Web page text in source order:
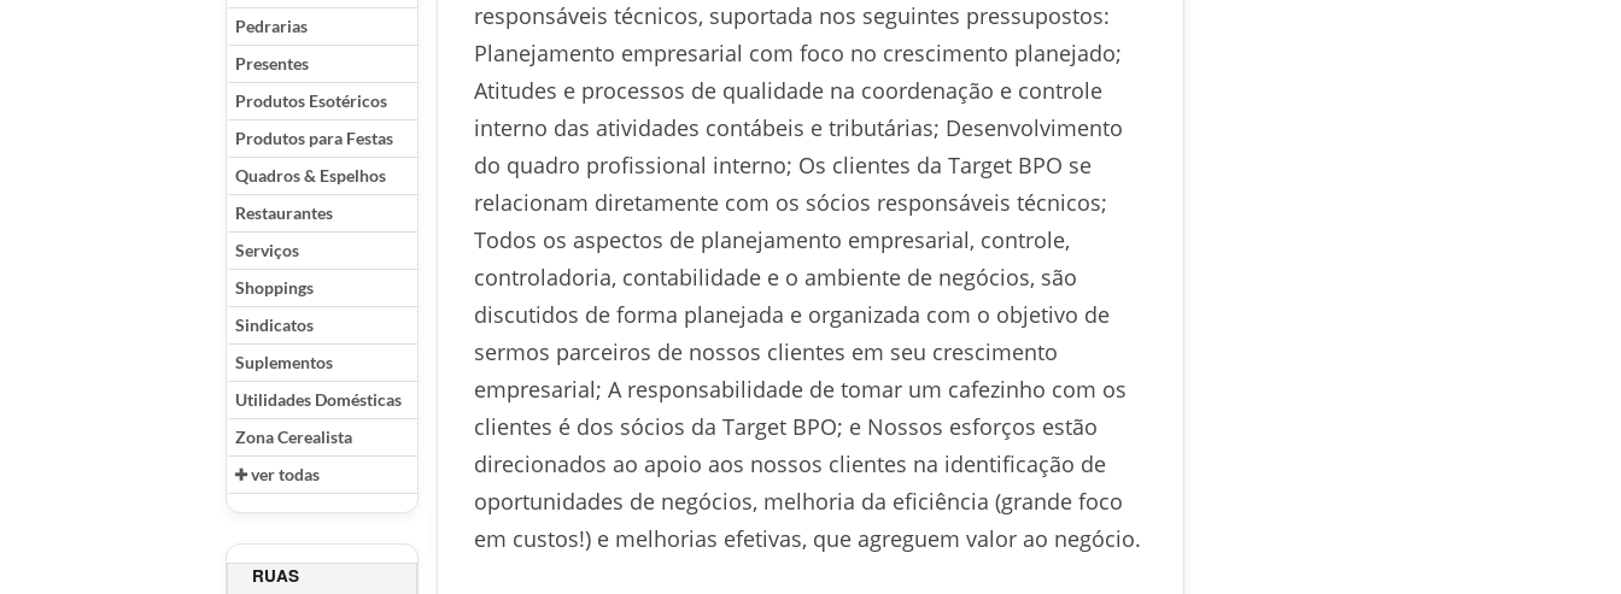
Pedrarias
Presentes
Produtos Esotéricos
Produtos para Festas
Quadros & Espelhos
Restaurantes
Serviços
Shoppings
Sindicatos
Suplementos
Utilidades Domésticas
Zona Cerealista
ver todas
RUAS
responsáveis técnicos, suportada nos seguintes pressupostos:
Planejamento empresarial com foco no crescimento planejado;
Atitudes e processos de qualidade na coordenação e controle
interno das atividades contábeis e tributárias; Desenvolvimento
do quadro profissional interno; Os clientes da Target BPO se
relacionam diretamente com os sócios responsáveis técnicos;
Todos os aspectos de planejamento empresarial, controle,
controladoria, contabilidade e o ambiente de negócios, são
discutidos de forma planejada e organizada com o objetivo de
sermos parceiros de nossos clientes em seu crescimento
empresarial; A responsabilidade de tomar um cafezinho com os
clientes é dos sócios da Target BPO; e Nossos esforços estão
direcionados ao apoio aos nossos clientes na identificação de
oportunidades de negócios, melhoria da eficiência (grande foco
em custos!) e melhorias efetivas, que agreguem valor ao negócio.